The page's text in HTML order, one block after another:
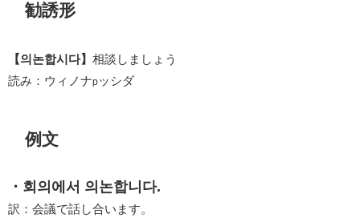
勧誘形
【의논합시다】 相談しましょう
読み：ウィノナpッシダ
例文
・회의에서 의논합니다.
訳：会議で話し合います。